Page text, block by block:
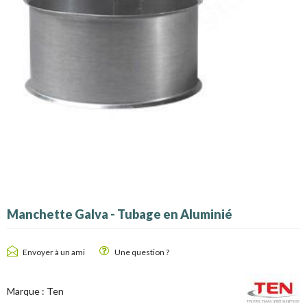
Manchette Galva - Tubage en Aluminié
Envoyer à un ami Une question ?
Marque : Ten